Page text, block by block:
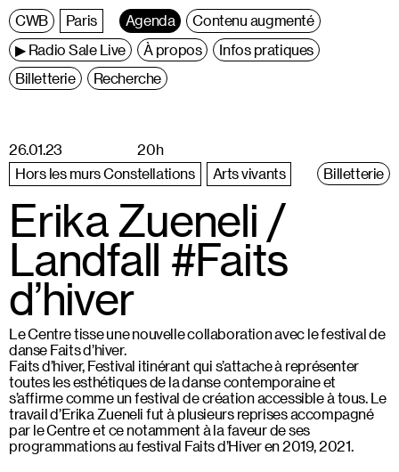
Centre
Wallonie
Bruxelles
Paris Agenda
Contenu augmenté
▶ Radio Sale Live
À propos
Infos pratiques
Billetterie
Recherche
26.01.23
20h
Hors les murs Constellations
Arts vivants Billetterie
Erika Zueneli /
Landfall #Faits
d’hiver
Le Centre tisse une nouvelle collaboration avec le festival de
danse Faits d’hiver.
Faits d’hiver, Festival itinérant qui s’attache à représenter
toutes les esthétiques de la danse contemporaine et
s’affirme comme un festival de création accessible à tous. Le
travail d’Erika Zueneli fut à plusieurs reprises accompagné
par le Centre et ce notamment à la faveur de ses
programmations au festival Faits d’Hiver en 2019, 2021.